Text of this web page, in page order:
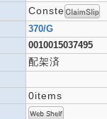
Conste
370/G
0010015037495
配架済
0items